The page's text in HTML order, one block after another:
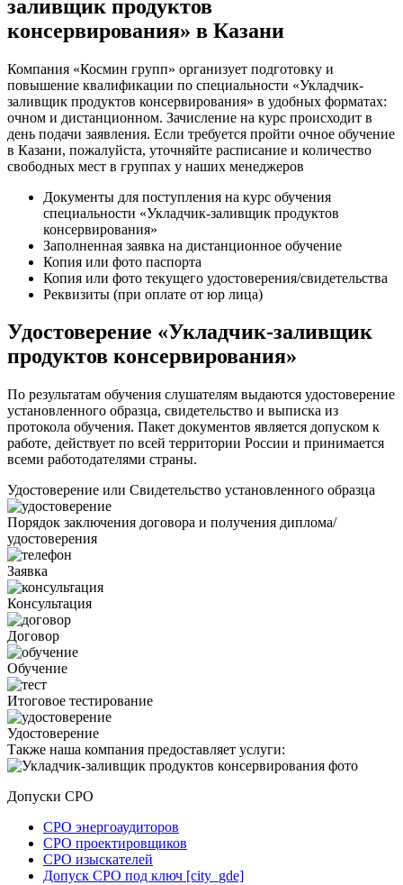
заливщик продуктов
консервирования» в Казани
Компания «Космин групп» организует подготовку и
повышение квалификации по специальности «Укладчик-
заливщик продуктов консервирования» в удобных форматах:
очном и дистанционном. Зачисление на курс происходит в
день подачи заявления. Если требуется пройти очное обучение
в Казани, пожалуйста, уточняйте расписание и количество
свободных мест в группах у наших менеджеров
Документы для поступления на курс обучения
специальности «Укладчик-заливщик продуктов
консервирования»
Заполненная заявка на дистанционное обучение
Копия или фото паспорта
Копия или фото текущего удостоверения/свидетельства
Реквизиты (при оплате от юр лица)
Удостоверение «Укладчик-заливщик
продуктов консервирования»
По результатам обучения слушателям выдаются удостоверение
установленного образца, свидетельство и выписка из
протокола обучения. Пакет документов является допуском к
работе, действует по всей территории России и принимается
всеми работодателями страны.
Удостоверение или Свидетельство установленного образца
Порядок заключения договора и получения диплома/
удостоверения
Заявка
Консультация
Договор
Обучение
Итоговое тестирование
Удостоверение
Также наша компания предоставляет услуги:
Допуски СРО
СРО энергоаудиторов
СРО проектировщиков
СРО изыскателей
Допуск СРО под ключ [city_gde]